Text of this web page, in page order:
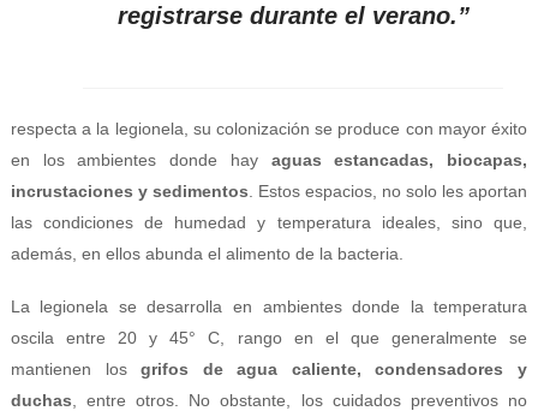
registrarse durante el verano.”
respecta a la legionela, su colonización se produce con mayor éxito
en los ambientes donde hay aguas estancadas, biocapas,
incrustaciones y sedimentos . Estos espacios, no solo les aportan
las condiciones de humedad y temperatura ideales, sino que,
además, en ellos abunda el alimento de la bacteria.
La legionela se desarrolla en ambientes donde la temperatura
oscila entre 20 y 45° C, rango en el que generalmente se
mantienen losgrifos de agua caliente, condensadores y
duchas , entre otros. No obstante, los cuidados preventivos no